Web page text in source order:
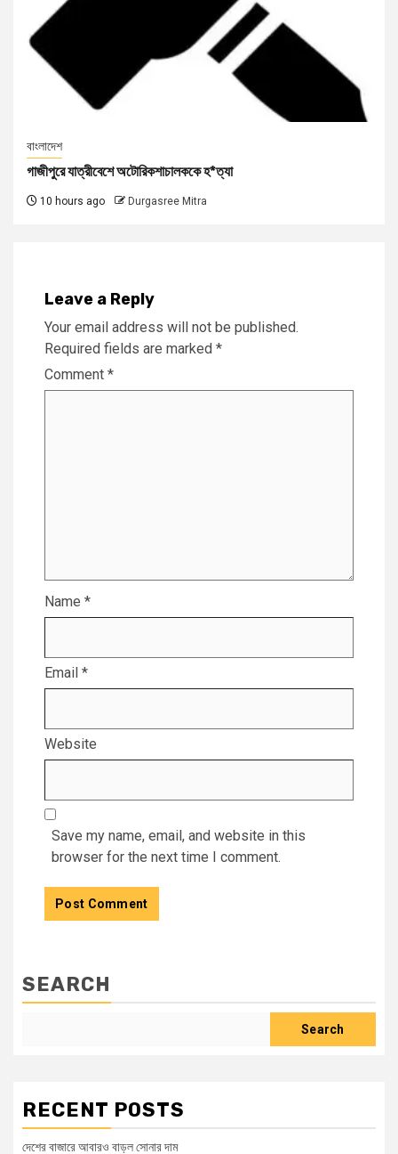
বাংলাদেশ
গাজীপুরে যাত্রীবেশে অটোরিকশাচালককে হ*ত্যা
10 hours ago Durgasree Mitra
Leave a Reply
Your email address will not be published.
Required fields are marked *
Comment *
Name *
Email *
Website
Save my name, email, and website in this
browser for the next time I comment.
SEARCH
Search
RECENT POSTS
দেশের বাজারে আবারও বাড়ল সোনার দাম